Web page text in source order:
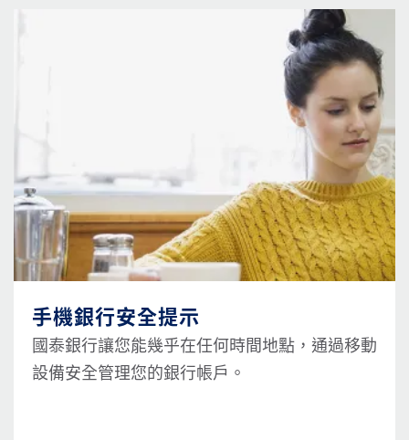
手機銀行安全提示
國泰銀行讓您能幾乎在任何時間地點，通過移動
設備安全管理您的銀行帳戶。